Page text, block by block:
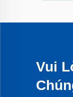
Vui